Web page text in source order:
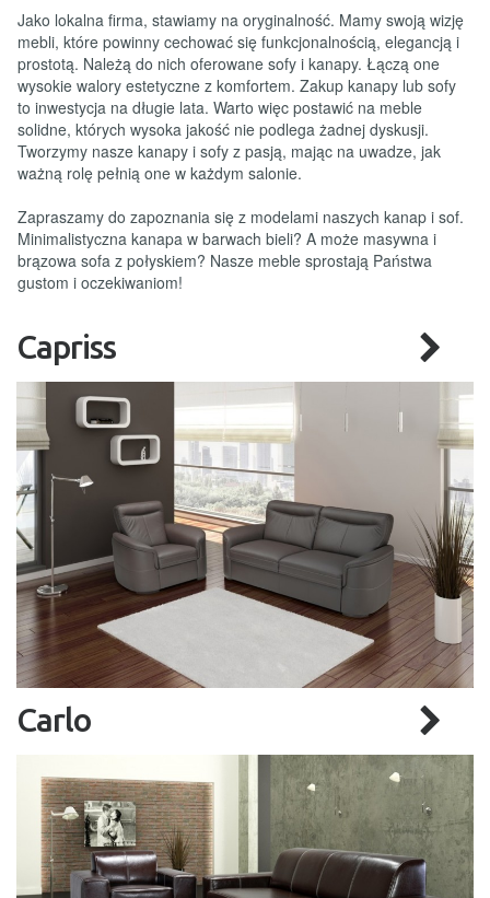
Jako lokalna firma, stawiamy na oryginalność. Mamy swoją wizję
mebli, które powinny cechować się funkcjonalnością, elegancją i
prostotą. Należą do nich oferowane sofy i kanapy. Łączą one
wysokie walory estetyczne z komfortem. Zakup kanapy lub sofy
to inwestycja na długie lata. Warto więc postawić na meble
solidne, których wysoka jakość nie podlega żadnej dyskusji.
Tworzymy nasze kanapy i sofy z pasją, mając na uwadze, jak
ważną rolę pełnią one w każdym salonie.
Zapraszamy do zapoznania się z modelami naszych kanap i sof.
Minimalistyczna kanapa w barwach bieli? A może masywna i
brązowa sofa z połyskiem? Nasze meble sprostają Państwa
gustom i oczekiwaniom!
Capriss
Carlo